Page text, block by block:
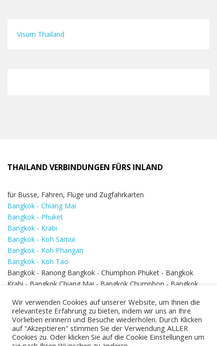
Visum Thailand
THAILAND VERBINDUNGEN FÜRS INLAND
für Busse, Fähren, Flüge und Zugfahrkarten
Bangkok - Chiang Mai
Bangkok - Phuket
Bangkok - Krabi
Bangkok - Koh Samui
Bangkok - Koh Phangan
Bangkok - Koh Tao
Bangkok - Ranong Bangkok - Chumphon Phuket - Bangkok
Krabi - Bangkok Chiang Mai - Bangkok Chumphon - Bangkok
Bangkok - Hua Hin
Wir verwenden Cookies auf unserer Website, um Ihnen die
relevanteste Erfahrung zu bieten, indem wir uns an Ihre
Vorlieben erinnern und Besuche wiederholen. Durch Klicken
auf "Akzeptieren" stimmen Sie der Verwendung ALLER
Cookies zu. Oder klicken Sie auf die Cookie Einstellungen um